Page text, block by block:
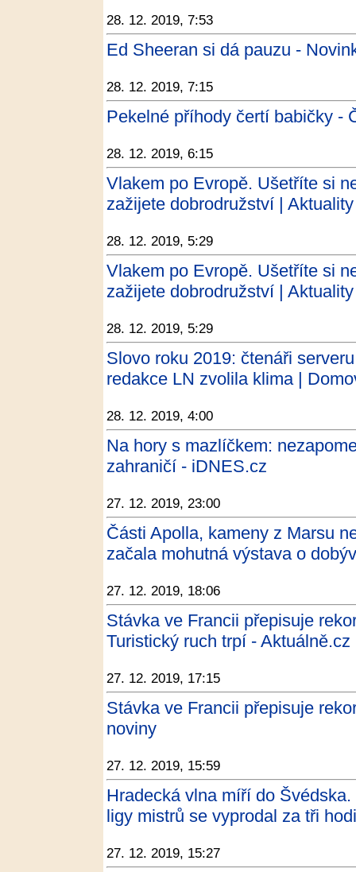
28. 12. 2019, 7:53
Ed Sheeran si dá pauzu -
28. 12. 2019, 7:15
Pekelné příhody čertí babičky -
28. 12. 2019, 6:15
Vlakem po Evropě. Ušetříte si
zažijete dobrodružství |
28. 12. 2019, 5:29
Vlakem po Evropě. Ušetříte si
zažijete dobrodružství |
28. 12. 2019, 5:29
Slovo roku 2019: čtenáři
redakce LN zvolila klima |
28. 12. 2019, 4:00
Na hory s mazlíčkem:
zahraničí - iDNES.cz
27. 12. 2019, 23:00
Části Apolla, kameny z Marsu
začala mohutná výstava o
27. 12. 2019, 18:06
Stávka ve Francii přepisuje
Turistický ruch trpí - Aktuálně.cz
27. 12. 2019, 17:15
Stávka ve Francii přepisuje
noviny
27. 12. 2019, 15:59
Hradecká vlna míří do
ligy mistrů se vyprodal za tři
27. 12. 2019, 15:27